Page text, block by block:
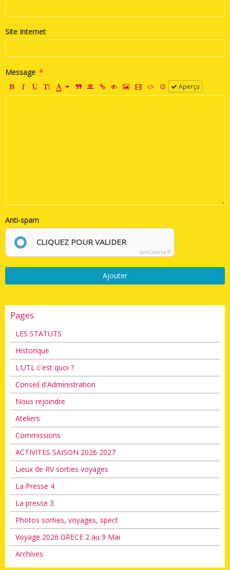
Site Internet
Message
Aperçu
Anti-spam
CLIQUEZ POUR VALIDER
IconCaptcha ©
Ajouter
Pages
LES STATUTS
Historique
L'UTL c'est quoi ?
Conseil d'Administration
Nous rejoindre
Ateliers
Commissions
ACTIVITES SAISON 2026 2027
Lieux de RV sorties voyages
La Presse 4
La presse 3
Photos sorties, voyages, spect
Voyage 2026 GRECE 2 au 9 Mai
Archives